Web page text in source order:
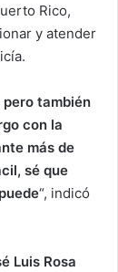
Rico,
y atender
pero también
con la
más de
sé que
“, indicó
Luis Rosa